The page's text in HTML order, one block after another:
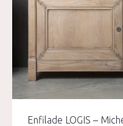
Enfilade LOGIS –